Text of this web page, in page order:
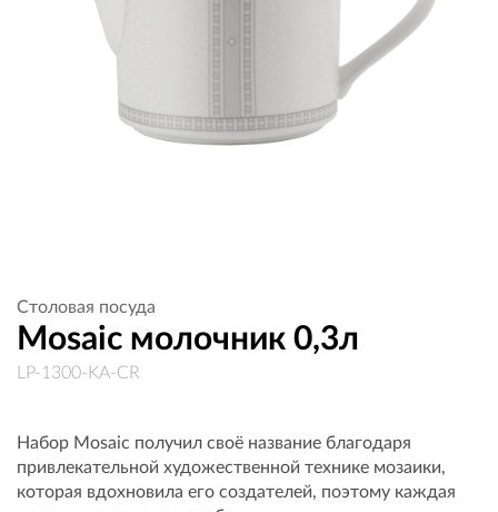
Столовая посуда
Mosaic молочник 0,3л
LP-1300-KA-CR
Набор Mosaic получил своё название благодаря
привлекательной художественной технике мозаики,
которая вдохновила его создателей, поэтому каждая